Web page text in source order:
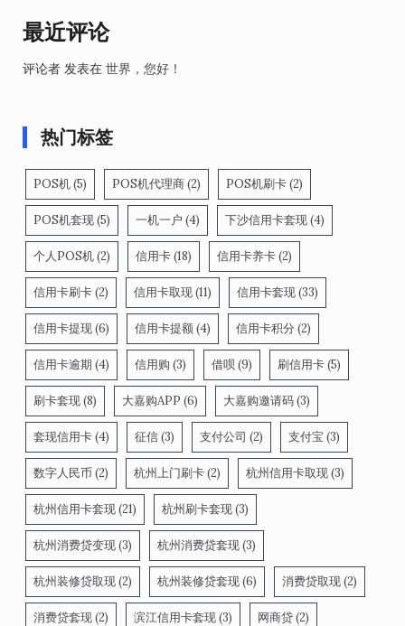
最近评论
评论者 发表在 世界，您好！
热门标签
POS机(5) POS机代理商(2) POS机刷卡(2)
POS机套现(5) 一机一户 (4) 下沙信用卡套现(4)
个人POS机(2) 信用卡(18) 信用卡养卡(2)
信用卡刷卡(2) 信用卡取现(11) 信用卡套现(33)
信用卡提现(6) 信用卡提额(4) 信用卡积分 (2)
信用卡逾期 (4) 信用购 (3) 借呗 (9) 刷信用卡(5)
刷卡套现(8) 大嘉购APP (6) 大嘉购邀请码(3)
套现信用卡(4) 征信(3) 支付公司 (2) 支付宝 (3)
数字人民币 (2) 杭州上门刷卡(2) 杭州信用卡取现(3)
杭州信用卡套现(21) 杭州刷卡套现(3)
杭州消费贷变现(3) 杭州消费贷套现(3)
杭州装修贷取现(2) 杭州装修贷套现(6) 消费贷取现(2)
消费贷套现(2) 滨江信用卡套现(3) 网商贷(2)